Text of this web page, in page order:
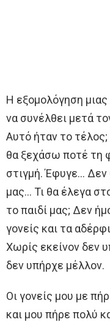
Η εξομολόγηση
να συνέλθει μετά
Αυτό ήταν το
θα ξεχάσω ποτέ τη
στιγμή. Έφυγε… Δεν
μας… Τι θα έλεγα
το παιδί μας; Δεν
γονείς και τα
Χωρίς εκείνον δεν
δεν υπήρχε μέλλον.
Οι γονείς μου με
και μου πήρε πολύ